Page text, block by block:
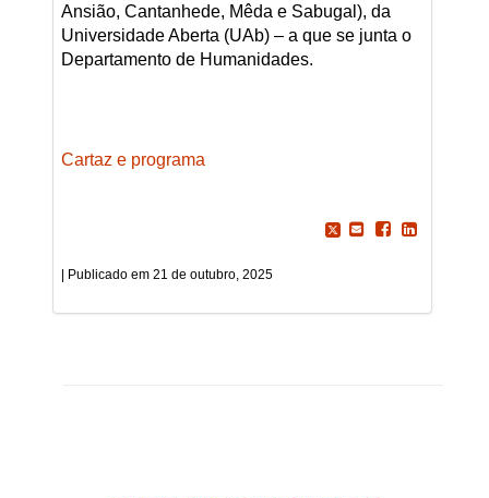
Ansião, Cantanhede, Mêda e Sabugal), da
Universidade Aberta (UAb) – a que se junta o
Departamento de Humanidades.
Cartaz e programa
21 de outubro, 2025